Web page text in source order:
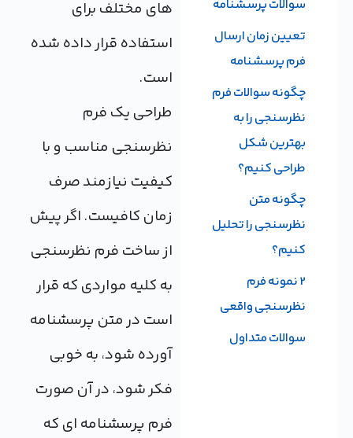
های مختلف برای
استفاده قرار داده شده
است.
طراحی یک فرم
نظرسنجی مناسب و با
کیفیت نیازمند صرف
زمان کافیست. اگر پیش
از ساخت فرم نظرسنجی
به کلیه‌ مواردی که قرار
است در متن پرسشنامه
آورده شود، به خوبی
فکر شود، در آن صورت
فرم پرسشنامه ای که
سوالات پرسشنامه
تعیین زمان ارسال
فرم پرسشنامه
چگونه سوالات فرم
نظرسنجی را به
بهترین شکل
طراحی کنیم؟
چگونه متن
نظرسنجی را تحلیل
کنیم؟
2 نمونه فرم
نظرسنجی واقعی
سوالات متداول